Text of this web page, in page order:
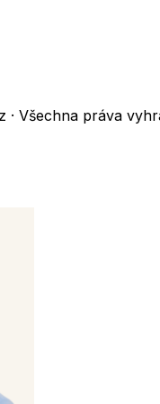
· Všechna práva